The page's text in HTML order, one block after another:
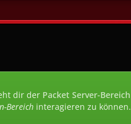
dir der Packet Server-Bereich
Bereich interagieren zu können.